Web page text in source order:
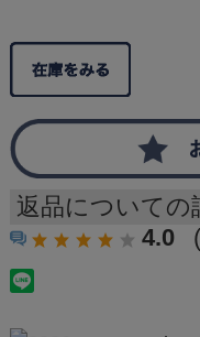
返品についての
4.0